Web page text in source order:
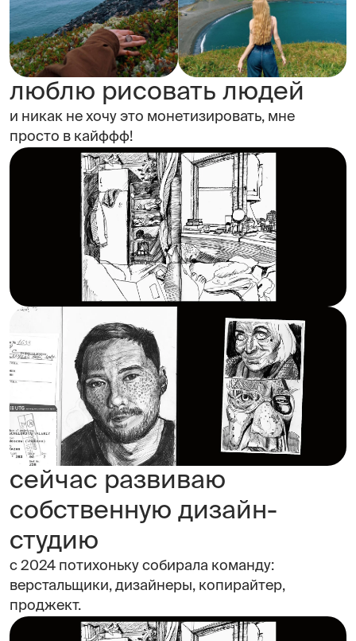
люблю рисовать людей
и никак не хочу это монетизировать, мне
просто в кайффф!
сейчас развиваю
собственную дизайн-
студию
с 2024 потихоньку собирала команду:
верстальщики, дизайнеры, копирайтер,
проджект.